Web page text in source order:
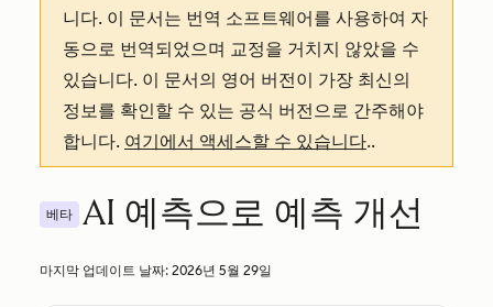
니다. 이 문서는 번역 소프트웨어를 사용하여 자
동으로 번역되었으며 교정을 거치지 않았을 수
있습니다. 이 문서의 영어 버전이 가장 최신의
정보를 확인할 수 있는 공식 버전으로 간주해야
합니다. 여기에서 액세스할 수 있습니다..
베타 AI 예측으로 예측 개선
마지막 업데이트 날짜: 2026년 5월 29일